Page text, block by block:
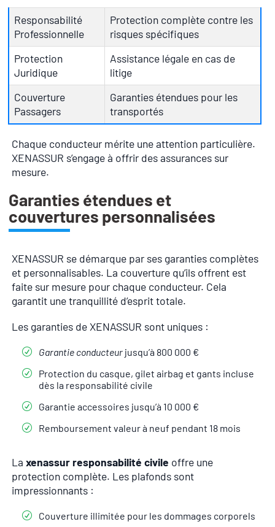
Responsabilité
Professionnelle
Protection complète contre les
risques spécifiques
Protection
Juridique
Assistance légale en cas de
litige
Couverture
Passagers
Garanties étendues pour les
transportés
Chaque conducteur mérite une attention particulière.
XENASSUR s’engage à offrir des assurances sur
mesure.
Garanties étendues et
couvertures personnalisées
XENASSUR se démarque par ses garanties complètes
et personnalisables. La couverture qu’ils offrent est
faite sur mesure pour chaque conducteur. Cela
garantit une tranquillité d’esprit totale.
Les garanties de XENASSUR sont uniques :
Garantie conducteur jusqu’à 800 000 €
Protection du casque, gilet airbag et gants incluse
dès la responsabilité civile
Garantie accessoires jusqu’à 10 000 €
Remboursement valeur à neuf pendant 18 mois
La xenassur responsabilité civile offre une
protection complète. Les plafonds sont
impressionnants :
Couverture illimitée pour les dommages corporels